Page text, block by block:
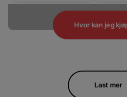
Hvor kan jeg
Last mer